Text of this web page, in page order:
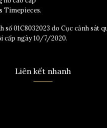
Timepieces.
số 01C8032023 do Cục cảnh sát
cấp ngày 10/7/2020.
Liên kết nhanh